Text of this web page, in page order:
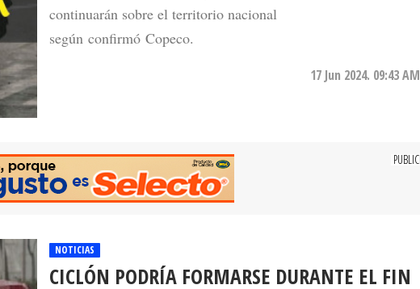
continuarán sobre el territorio nacional
según confirmó Copeco.
17 Jun 2024. 09:43 AM
CICLÓN PODRÍA FORMARSE DURANTE EL FIN
DE SEMANA EN COSTAS DE HONDURAS